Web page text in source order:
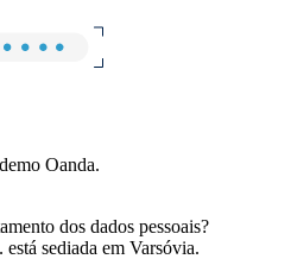
Oanda.
dos dados pessoais?
sediada em Varsóvia.